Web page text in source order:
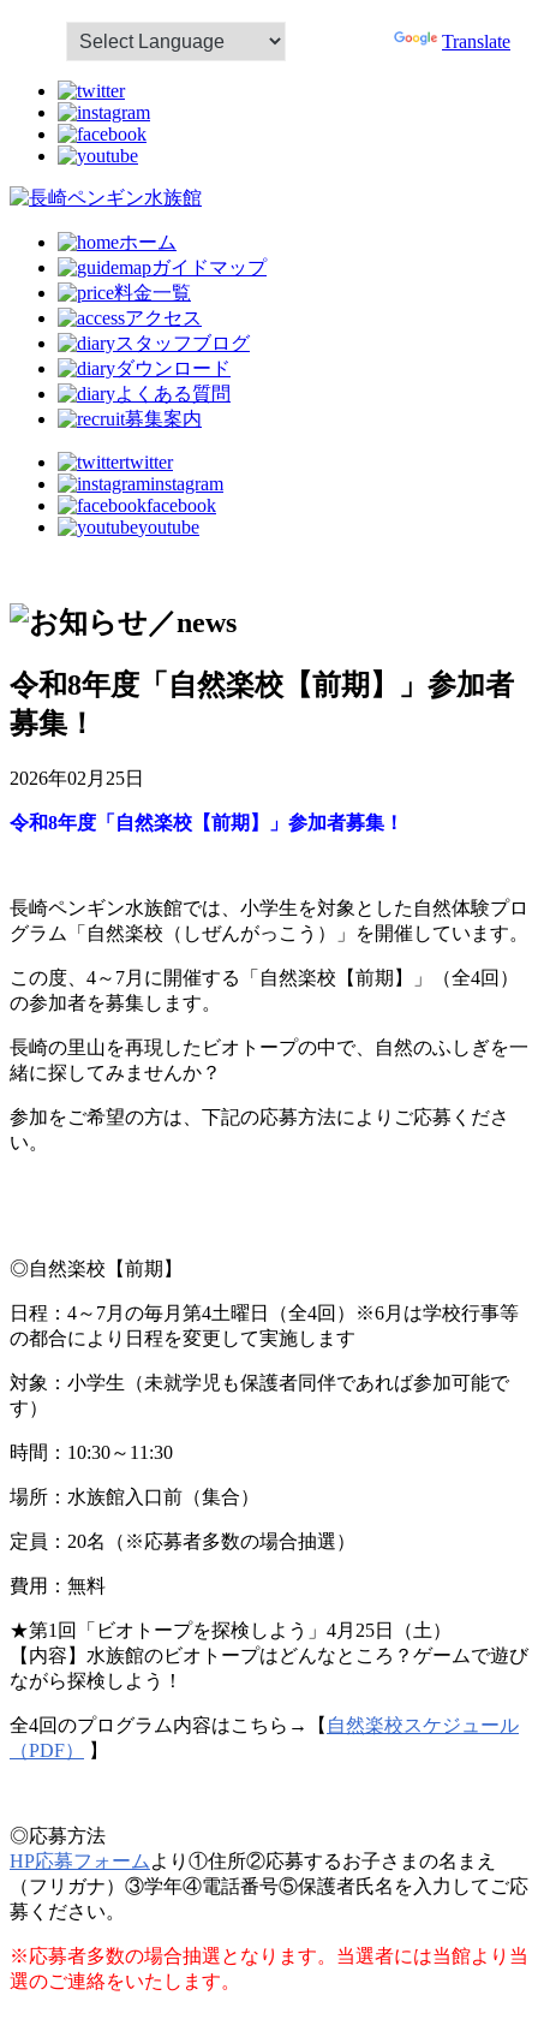
Powered by Translate
ホーム
ガイドマップ
料金一覧
アクセス
スタッフブログ
ダウンロード
よくある質問
募集案内
twitter
instagram
facebook
youtube
令和8年度「自然楽校【前期】」参加者
募集！
2026年02月25日
令和8年度「自然楽校【前期】」参加者募集！
長崎ペンギン水族館では、小学生を対象とした自然体験プロ
グラム「自然楽校（しぜんがっこう）」を開催しています。
この度、4～7月に開催する「自然楽校【前期】」（全4回）
の参加者を募集します。
長崎の里山を再現したビオトープの中で、自然のふしぎを一
緒に探してみませんか？
参加をご希望の方は、下記の応募方法によりご応募くださ
い。
◎自然楽校【前期】
日程：4～7月の毎月第4土曜日（全4回）※6月は学校行事等
の都合により日程を変更して実施します
対象：小学生（未就学児も保護者同伴であれば参加可能で
す）
時間：10:30～11:30
場所：水族館入口前（集合）
定員：20名（※応募者多数の場合抽選）
費用：無料
★第1回「ビオトープを探検しよう」4月25日（土）
【内容】水族館のビオトープはどんなところ？ゲームで遊び
ながら探検しよう！
全4回のプログラム内容はこちら→【 自然楽校スケジュール
（PDF）
】
◎応募方法
HP応募フォーム より①住所②応募するお子さまの名まえ
（フリガナ）③学年④電話番号⑤保護者氏名を入力してご応
募ください。
※応募者多数の場合抽選となります。当選者には当館より当
選のご連絡をいたします。